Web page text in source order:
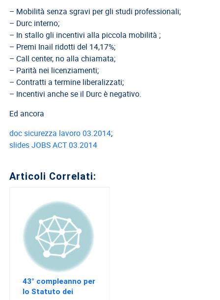
I
Consulenti
del
Lavoro
Ricerca
Iscritti
Modulistica
Norme
Regolamenti
Direttivo
Previdenza
Enpacl
A.S.G.C.D.L.
Direttivo
A.S.G.C.D.L.
– Mobilità senza sgravi per gli studi professionali;
– Durc interno;
– In stallo gli incentivi alla piccola mobilità ;
– Premi Inail ridotti del 14,17%;
– Call center, no alla chiamata;
– Parità nei licenziamenti;
– Contratti a termine liberalizzati;
– Incentivi anche se il Durc è negativo.
Ed ancora
doc sicurezza lavoro 03.2014;
slides JOBS ACT 03.2014
Articoli Correlati:
43° compleanno per
lo Statuto dei